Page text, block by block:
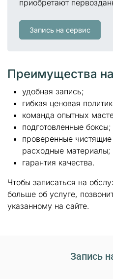
приобретают
Запись на сервис
Преимущества
удобная запись;
гибкая ценовая
команда опытных
подготовленные боксы;
проверенные
расходные материалы;
гарантия качества.
Чтобы записаться на
больше об услуге,
указанному на сайте.
Запись